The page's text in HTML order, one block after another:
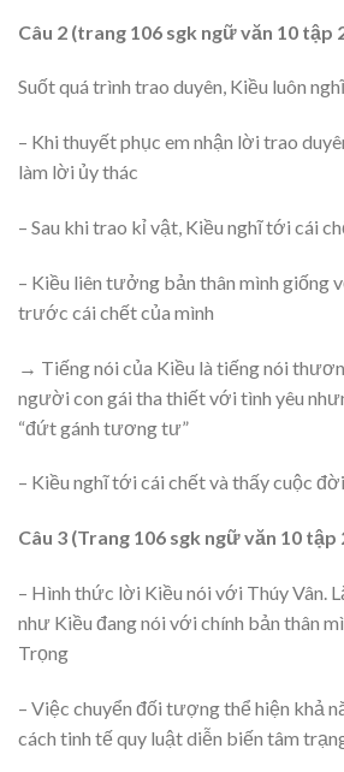
Câu 2 (trang 106 sgk ngữ văn 10 tập
Suốt quá trình trao duyên, Kiều luôn
– Khi thuyết phục em nhận lời trao
làm lời ủy thác
– Sau khi trao kỉ vật, Kiều nghĩ tới cái
– Kiều liên tưởng bản thân mình giống
trước cái chết của mình
→ Tiếng nói của Kiều là tiếng nói
người con gái tha thiết với tình yêu
“đứt gánh tương tư”
– Kiều nghĩ tới cái chết và thấy cuộc
Câu 3 (Trang 106 sgk ngữ văn 10 tập
– Hình thức lời Kiều nói với Thúy Vân.
như Kiều đang nói với chính bản thân
Trọng
– Việc chuyển đối tượng thể hiện khả
cách tinh tế quy luật diễn biến tâm